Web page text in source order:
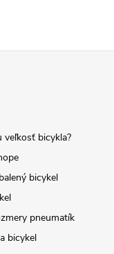
bicykla?
bicykel
pneumatík
bicykel